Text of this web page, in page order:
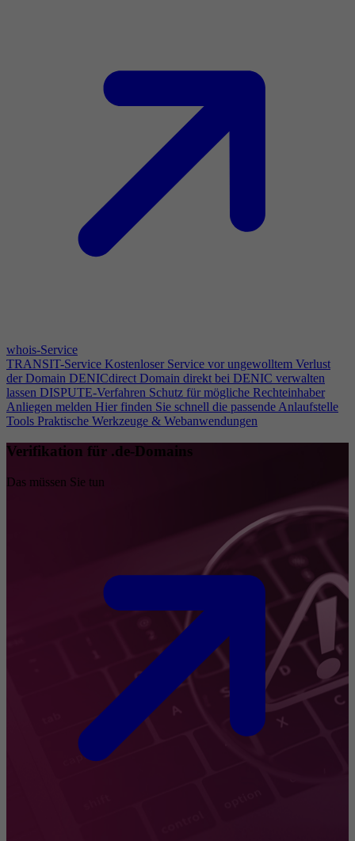
whois-Service
TRANSIT-Service Kostenloser Service vor ungewolltem Verlust
der Domain DENICdirect Domain direkt bei DENIC verwalten
lassen DISPUTE-Verfahren Schutz für mögliche Rechteinhaber
Anliegen melden Hier finden Sie schnell die passende Anlaufstelle
Tools Praktische Werkzeuge & Webanwendungen
Verifikation für .de-Domains
Das müssen Sie tun